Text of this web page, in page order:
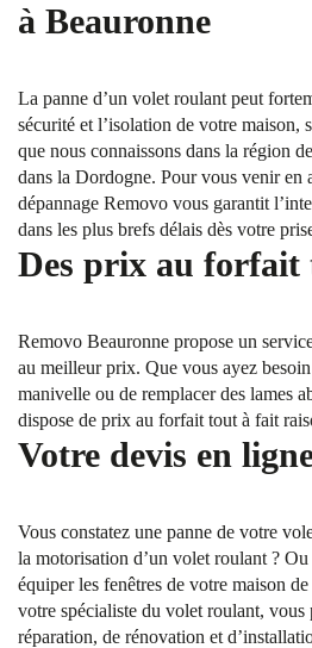
à Beauronne
La panne d’un volet roulant peut
sécurité et l’isolation de votre maison,
que nous connaissons dans la région
dans la Dordogne. Pour vous venir en
dépannage Removo vous garantit
dans les plus brefs délais dès votre
Des prix au forfait
Removo Beauronne propose un
au meilleur prix. Que vous ayez
manivelle ou de remplacer des lames
dispose de prix au forfait tout à fait
Votre devis en
Vous constatez une panne de votre
la motorisation d’un volet roulant ?
équiper les fenêtres de votre maison
votre spécialiste du volet roulant, vous
réparation, de rénovation et